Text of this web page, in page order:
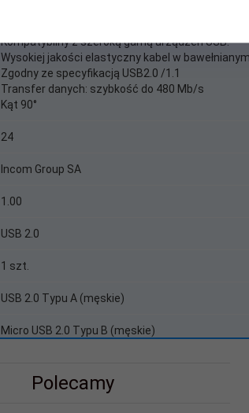
Kompatybilny z szeroką gamą urządzeń USB.
Wysokiej jakości elastyczny kabel w
Zgodny ze specyfikacją USB2.0 /1.1
Transfer danych: szybkość do 480 Mb/s
Kąt 90°
24
Incom Group SA
1.00
USB 2.0
1 szt.
USB 2.0 Typu A (męskie)
Micro USB 2.0 Typu B (męskie)
Polecamy